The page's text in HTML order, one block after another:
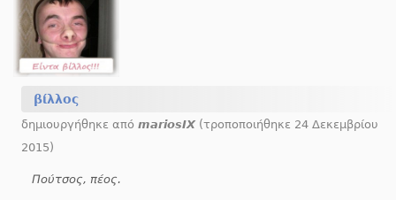
βίλλος
δημιουργήθηκε απόmariosIX (τροποποιήθηκε 24 Δεκεμβρίου
2015)
Πούτσος, πέος.